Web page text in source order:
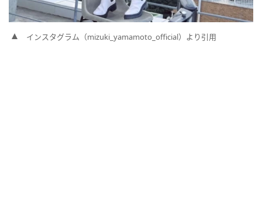
インスタグラム（mizuki_yamamoto_official）より引用